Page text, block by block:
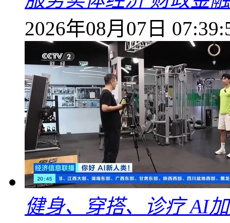
2026年08月07日
健身、穿搭、诊疗 AI